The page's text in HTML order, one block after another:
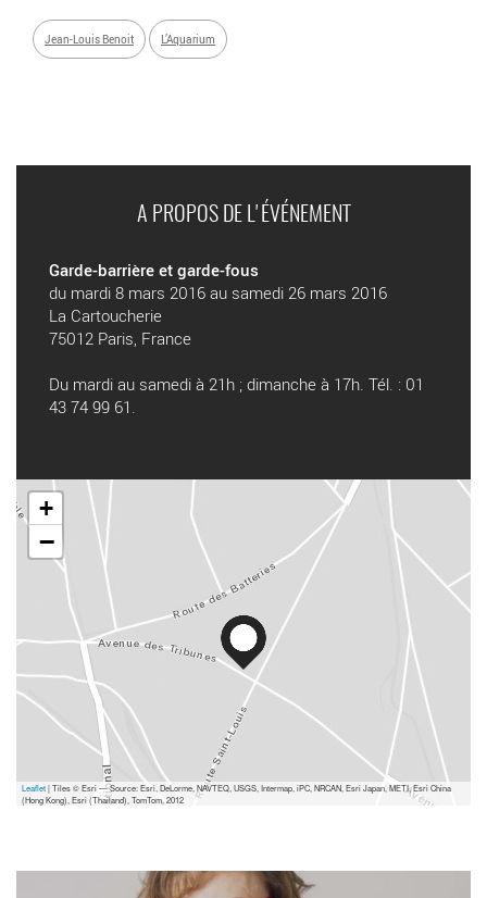
Jean-Louis Benoit L’Aquarium
A PROPOS DE L'ÉVÉNEMENT
Garde-barrière et garde-fous
du mardi 8 mars 2016 au samedi 26 mars 2016
La Cartoucherie
75012 Paris, France
Du mardi au samedi à 21h ; dimanche à 17h. Tél. : 01
43 74 99 61.
+
−
Leaflet| Tiles © Esri — Source: Esri, DeLorme, NAVTEQ, USGS, Intermap, iPC, NRCAN, Esri Japan, METI, Esri China
(Hong Kong), Esri (Thailand), TomTom, 2012